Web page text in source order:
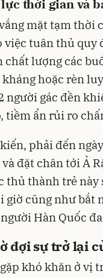
thời gian và
mặt tạm thời
việc tuân thủ quy
chất lượng các
hoặc rèn
người gác đền
tiềm ẩn rủi ro
phải đến
đặt chân tới Ả
thủ thành trẻ này
giờ cũng như bắt
Hàn Quốc
đợi sự trở lại
khó khăn ở vị